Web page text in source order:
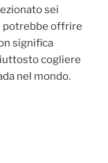
sei
potrebbe offrire
significa
cogliere
nel mondo.